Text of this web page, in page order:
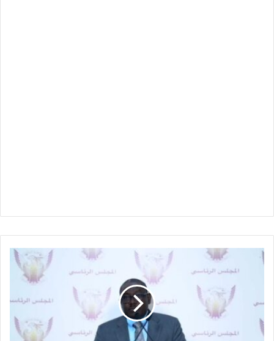
التعايشي
:
لقاء
رئيس
المجلس